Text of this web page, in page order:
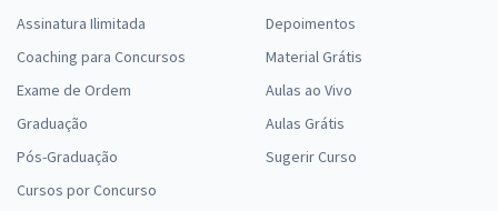
Assinatura Ilimitada
Coaching para Concursos
Exame de Ordem
Graduação
Pós-Graduação
Cursos por Concurso
Depoimentos
Material Grátis
Aulas ao Vivo
Aulas Grátis
Sugerir Curso